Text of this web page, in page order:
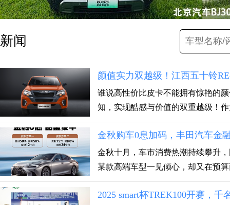
新闻
颜值实力双越级！江西五十铃
谁说高性价比皮卡不能拥有惊艳的
知，实现酷感与价值的双重越级！
金秋购车0息加码，丰田汽车金
金秋十月，车市消费热潮持续攀升
某款高端车型一见倾心，却又在预
2025 smart杯TREK100开赛，千